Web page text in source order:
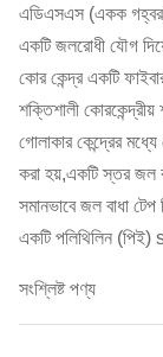
এডিএসএস (একক গহ্বর)
একটি জলরোধী যৌগ
কোর কেন্দ্র একটি
শক্তিশালী কোরকেন্দ্রীয়
গোলাকার কেন্দ্রের
করা হয়,একটি স্তর জল
সমানভাবে জল বাধা
একটি পলিথিলিন
সংশ্লিষ্ট পণ্য